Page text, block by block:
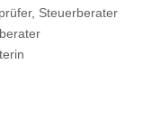
Steu­er­be­ra­ter